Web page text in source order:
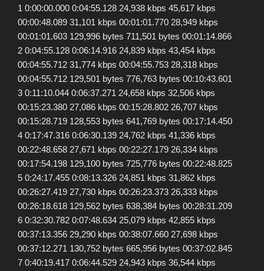
1 0:00:00.000 0:04:55.128 24,938 kbps 45,617 kbps
00:00:48.089 31,101 kbps 00:01:01.770 28,949 kbps
00:01:01.603 129,996 bytes 711,501 bytes 00:01:14.866
2 0:04:55.128 0:06:14.916 24,839 kbps 43,454 kbps
00:04:55.712 31,774 kbps 00:04:55.753 28,318 kbps
00:04:55.712 129,501 bytes 776,763 bytes 00:10:43.601
3 0:11:10.044 0:06:37.271 24,658 kbps 32,506 kbps
00:15:23.380 27,086 kbps 00:15:28.802 26,707 kbps
00:15:28.719 128,553 bytes 641,769 bytes 00:17:14.450
4 0:17:47.316 0:06:30.139 24,762 kbps 41,336 kbps
00:22:48.658 27,671 kbps 00:22:27.179 26,334 kbps
00:17:54.198 129,100 bytes 725,776 bytes 00:22:48.825
5 0:24:17.455 0:08:13.326 24,851 kbps 31,862 kbps
00:26:27.419 27,730 kbps 00:26:23.373 26,333 kbps
00:26:18.618 129,562 bytes 638,384 bytes 00:28:31.209
6 0:32:30.782 0:07:48.634 25,079 kbps 42,855 kbps
00:37:13.356 29,290 kbps 00:38:07.660 27,698 kbps
00:37:12.271 130,752 bytes 665,956 bytes 00:37:02.845
7 0:40:19.417 0:06:44.529 24,943 kbps 36,544 kbps